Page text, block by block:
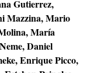
Gutierrez,
Mazzina, Mario
María
Daniel
Enrique Picco,